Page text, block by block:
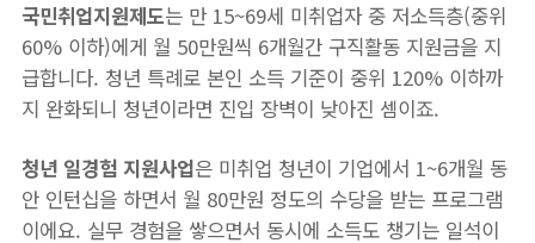
국민취업지원제도는 만 15~69세 미취업자 중 저소득층(중위
60% 이하)에게 월 50만원씩 6개월간 구직활동 지원금을 지
급합니다. 청년 특례로 본인 소득 기준이 중위 120% 이하까
지 완화되니 청년이라면 진입 장벽이 낮아진 셈이죠.
청년 일경험 지원사업은 미취업 청년이 기업에서 1~6개월 동
안 인턴십을 하면서 월 80만원 정도의 수당을 받는 프로그램
이에요. 실무 경험을 쌓으면서 동시에 소득도 챙기는 일석이